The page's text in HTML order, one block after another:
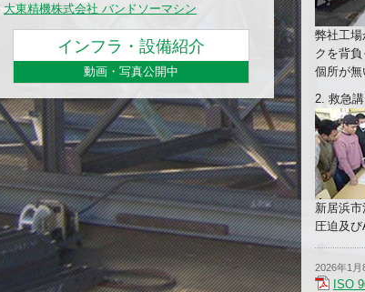
大東精機株式会社 バンドソーマシン
インフラ・設備紹介
動画・写真公開中
弊社工場
クを背
個所が
2. 救急
新居浜
圧迫及び
2026年1月
ISO